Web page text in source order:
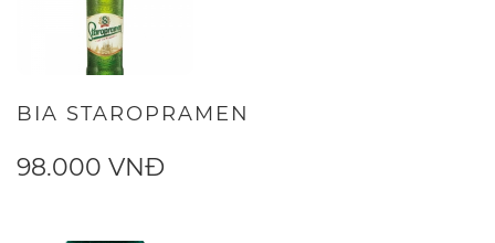
BIA STAROPRAMEN
98.000 VNĐ